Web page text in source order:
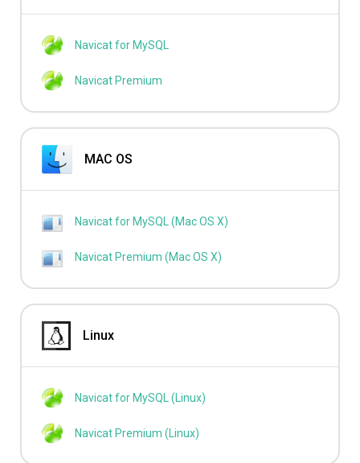
Navicat for MySQL
Navicat Premium
MAC OS
Navicat for MySQL (Mac OS X)
Navicat Premium (Mac OS X)
Linux
Navicat for MySQL (Linux)
Navicat Premium (Linux)